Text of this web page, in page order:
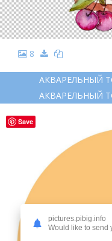
8
АКВАРЕЛЬНЫЙ
АКВАРЕЛЬНЫЙ
pictures.pibig.info
Would like to send
Save